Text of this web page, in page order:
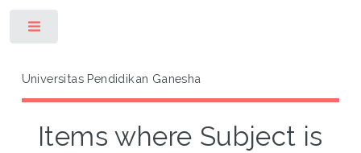
Universitas Pendidikan Ganesha
Items where Subject is